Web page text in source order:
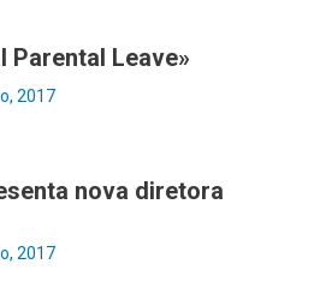
Parental Leave»
2017
nova diretora
2017